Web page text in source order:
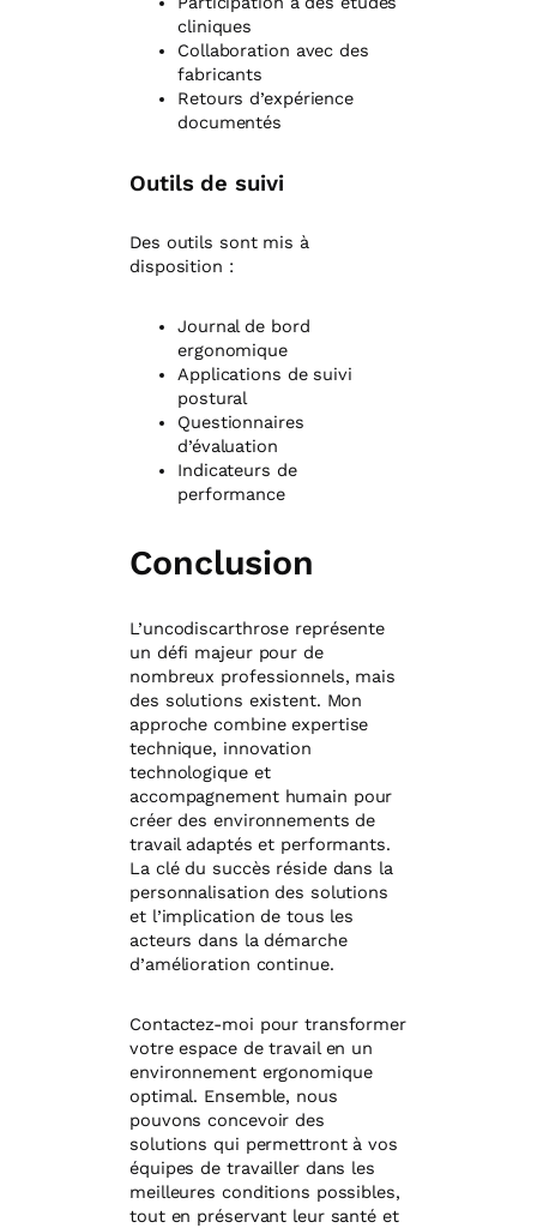
cliniques
Collaboration avec des
fabricants
Retours d’expérience
documentés
Outils de suivi
Des outils sont mis à
disposition :
Journal de bord
ergonomique
Applications de suivi
postural
Questionnaires
d’évaluation
Indicateurs de
performance
Conclusion
L’uncodiscarthrose représente
un défi majeur pour de
nombreux professionnels, mais
des solutions existent. Mon
approche combine expertise
technique, innovation
technologique et
accompagnement humain pour
créer des environnements de
travail adaptés et performants.
La clé du succès réside dans la
personnalisation des solutions
et l’implication de tous les
acteurs dans la démarche
d’amélioration continue.
Contactez-moi pour transformer
votre espace de travail en un
environnement ergonomique
optimal. Ensemble, nous
pouvons concevoir des
solutions qui permettront à vos
équipes de travailler dans les
meilleures conditions possibles,
tout en préservant leur santé et